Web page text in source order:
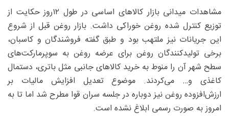
مشاهدات میدانی بازار کالاهای اساسی در طول ۱۲روز حکایت از
توزیع کنترل شده روغن خوراکی داشت. بازار روغن قبل از شروع
این جریانات نیز ملتهب بود و طبق گفته فروشندگان و کاسبان،
برخی تولیدکنندگان روغن برای عرضه روغن به سوپرمارکت‌های
سطح شهر آن را منوط به خرید کالاهای جانبی مثل باتری، دستمال
کاغذی و… می‌کردند. موضوع تعدیل افزایش مالیات بر
ارزش‌افزوده روغن نیز دوباره در جلسه سران قوا مطرح شد اما تا به
امروز به صورت رسمی ابلاغ نشده است.